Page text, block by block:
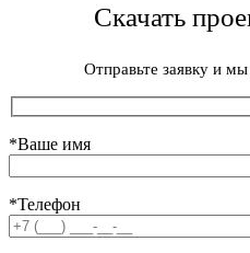
Скачать
Отправьте заявку и
*Ваше имя
*Телефон